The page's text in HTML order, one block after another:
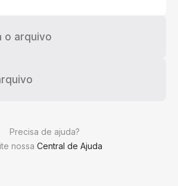
Precisa de ajuda?
nossa Central de Ajuda
o arquivo